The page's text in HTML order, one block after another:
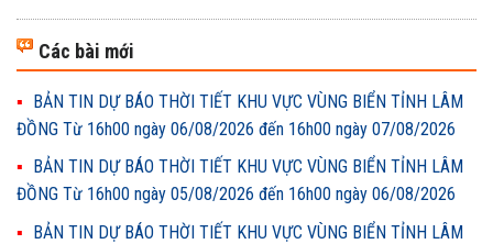
Các bài mới
BẢN TIN DỰ BÁO THỜI TIẾT KHU VỰC VÙNG BIỂN TỈNH LÂM
ĐỒNG Từ 16h00 ngày 06/08/2026 đến 16h00 ngày 07/08/2026
BẢN TIN DỰ BÁO THỜI TIẾT KHU VỰC VÙNG BIỂN TỈNH LÂM
ĐỒNG Từ 16h00 ngày 05/08/2026 đến 16h00 ngày 06/08/2026
BẢN TIN DỰ BÁO THỜI TIẾT KHU VỰC VÙNG BIỂN TỈNH LÂM